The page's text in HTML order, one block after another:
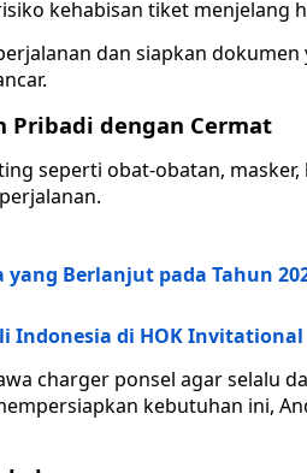
kehabisan tiket menjelang
dan siapkan
Pribadi dengan Cermat
seperti obat-obatan,
yang Berlanjut pada Tahun
Indonesia di HOK Invitational
charger ponsel agar selalu
kebutuhan ini,